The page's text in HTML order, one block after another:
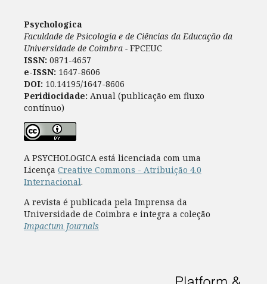
Psychologica
Faculdade de Psicologia e de Ciências da Educação da
Universidade de Coimbra - FPCEUC
ISSN: 0871-4657
e-ISSN: 1647-8606
DOI: 10.14195/1647-8606
Peridiocidade: Anual (publicação em fluxo
contínuo)
A PSYCHOLOGICA está licenciada com uma
Licença Creative Commons - Atribuição 4.0
Internacional.
A revista é publicada pela Imprensa da
Universidade de Coimbra e integra a coleção
Impactum Journals